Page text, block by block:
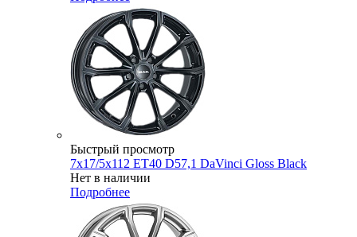
Быстрый просмотр
7x17/5x112 ET40 D57,1 DaVinci Gloss Black
Нет в наличии
Подробнее